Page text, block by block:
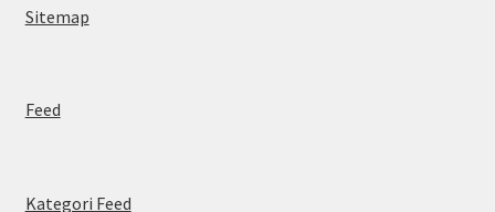
Sitemap
Feed
Kategori Feed